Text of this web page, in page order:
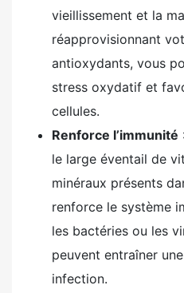
vieillissement et la
réapprovisionnant
antioxydants, vous
stress oxydatif et
cellules.
Renforce l’immunité
le large éventail de
minéraux présents
renforce le système
les bactéries ou les
peuvent entraîner
infection.